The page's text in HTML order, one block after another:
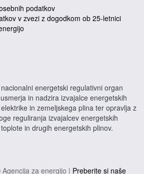
podatkov
v zvezi z dogodkom ob 25-letnici
energetski regulativni organ
in nadzira izvajalce energetskih
in zemeljskega plina ter opravlja z
reguliranja izvajalcev energetskih
in drugih energetskih plinov.
za energijo | Preberite si naše